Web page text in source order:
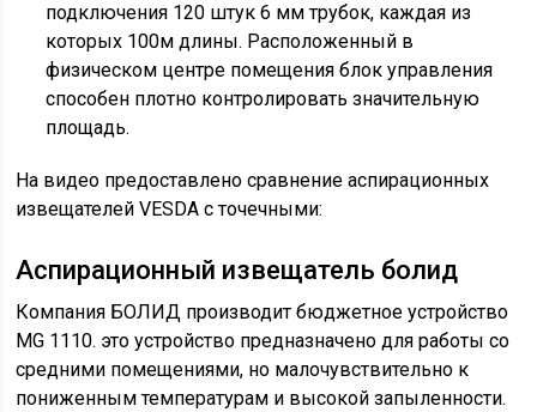
подключения 120 штук 6 мм трубок, каждая из
которых 100м длины. Расположенный в
физическом центре помещения блок управления
способен плотно контролировать значительную
площадь.
На видео предоставлено сравнение аспирационных
извещателей VESDA с точечными:
Аспирационный извещатель болид
Компания БОЛИД производит бюджетное устройство
MG 1110. это устройство предназначено для работы со
средними помещениями, но малочувствительно к
пониженным температурам и высокой запыленности.